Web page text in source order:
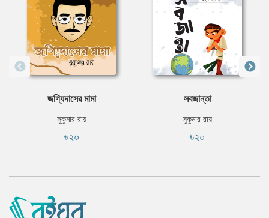
জগ্যিদাসের মামা
সুকুমার রায়
৳২০
সবজান্তা
সুকুমার রায়
৳২০